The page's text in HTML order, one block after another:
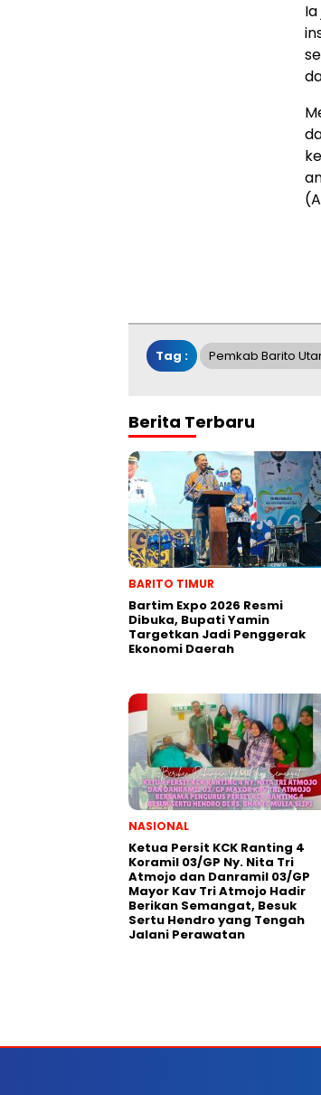
Tag : Pemkab Barito
Berita Terbaru
BARITO TIMUR
Bartim Expo 2026 Resmi
Dibuka, Bupati Yamin
Targetkan Jadi Penggerak
Ekonomi Daerah
NASIONAL
Ketua Persit KCK Ranting 4
Koramil 03/GP Ny. Nita Tri
Atmojo dan Danramil 03/GP
Mayor Kav Tri Atmojo Hadir
Berikan Semangat, Besuk
Sertu Hendro yang Tengah
Jalani Perawatan